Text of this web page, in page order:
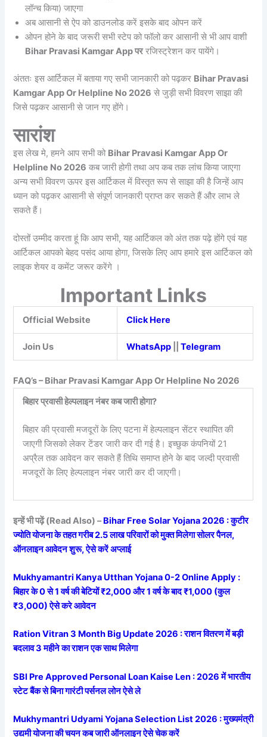
लॉन्च किया) जाएगा
अब आसानी से ऐप को डाउनलोड करें इसके बाद ओपन करें
ओपन होने के बाद जरूरी सभी स्टेप को फॉलो कर आसानी से भी आप वाशी
Bihar Pravasi Kamgar App पररजिस्ट्रेशन कर पायेंगे।
अंततः इस आर्टिकल में बताया गए सभी जानकारी को पढ़कर Bihar Pravasi
Kamgar App Or Helpline No 2026 से जुड़ी सभी विवरण साझा की
जिसे पढ़कर आसानी से जान गए होंगे।
सारांश
इस लेख मे, हमने आप सभी को Bihar Pravasi Kamgar App Or
Helpline No 2026 कब जारी होगी तथा अप कब तक लांच किया जाएगा
अन्य सभी विवरण ऊपर इस आर्टिकल में विस्तृत रूप से साझा की है जिन्हें आप
ध्यान को पढ़कर आसानी से संपूर्ण जानकारी प्राप्त कर सकते हैं और लाभ ले
सकते हैं।
दोस्तों उम्मीद करता हूं कि आप सभी, यह आर्टिकल को अंत तक पढ़े होंगे एवं यह
आर्टिकल आपको बेहद पसंद आया होगा, जिसके लिए आप हमारे इस आर्टिकल को
लाइक शेयर व कमेंट जरूर करेंगे ।
Important Links
Official Website Click Here
Join Us WhatsApp ||Telegram
FAQ’s – Bihar Pravasi Kamgar App Or Helpline No 2026
बिहार प्रवासी हेल्पलाइन नंबर कब जारी होगा?
बिहार की प्रवासी मजदूरों के लिए पटना में हेल्पलाइन सेंटर स्थापित की
जाएगी जिसको लेकर टेंडर जारी कर दी गई है। इच्छुक कंपनियों 21
अप्रैल तक आवेदन कर सकते हैं तिथि समाप्त होने के बाद जल्दी प्रवासी
मजदूरों के लिए हेल्पलाइन नंबर जारी कर दी जाएगी।
इन्हें भी पढ़ें (Read Also) –Bihar Free Solar Yojana 2026 : कुटीर
ज्योति योजना के तहत गरीब 2.5 लाख परिवारों को मुक्त मिलेगा सोलर पैनल,
ऑनलाइन आवेदन शुरू, ऐसे करें अप्लाई
Mukhyamantri Kanya Utthan Yojana 0-2 Online Apply :
बिहार के 0 से 1 वर्ष की बेटियों ₹2,000 और 1 वर्ष के बाद ₹1,000 (कुल
₹3,000) ऐसे करे आवेदन
Ration Vitran 3 Month Big Update 2026 : राशन वितरण में बड़ी
बदलाव 3 महीने का राशन एक साथ मिलेगा
SBI Pre Approved Personal Loan Kaise Len : 2026 में भारतीय
स्टेट बैंक से बिना गारंटी पर्सनल लोन ऐसे ले
Mukhymantri Udyami Yojana Selection List 2026 : मुख्यमंत्री
उद्यमी योजना की चयन कब जारी ऑनलाइन ऐसे चेक करें